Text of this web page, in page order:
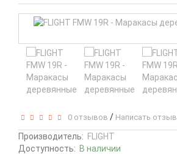
0 отзывов / Написать отзыв
Производитель: FLIGHT
Доступность: В наличии